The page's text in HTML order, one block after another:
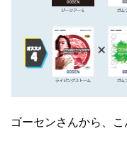
ゴーセンさんから、こ